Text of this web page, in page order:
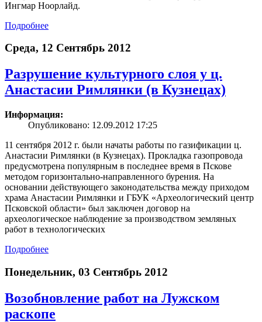
Ингмар Ноорлайд.
Подробнее
Среда, 12 Сентябрь 2012
Разрушение культурного слоя у ц.
Анастасии Римлянки (в Кузнецах)
Информация:
Опубликовано: 12.09.2012 17:25
11 сентября 2012 г. были начаты работы по газификации ц.
Анастасии Римлянки (в Кузнецах). Прокладка газопровода
предусмотрена популярным в последнее время в Пскове
методом горизонтально-направленного бурения. На
основании действующего законодательства между приходом
храма Анастасии Римлянки и ГБУК «Археологический центр
Псковской области» был заключен договор на
археологическое наблюдение за производством земляных
работ в технологических
Подробнее
Понедельник, 03 Сентябрь 2012
Возобновление работ на Лужском
раскопe